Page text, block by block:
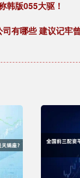
韩版055大驱！
有哪些 建议记牢